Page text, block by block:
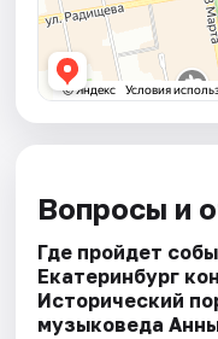
Вопросы и
Где пройдет
Екатеринбург
Исторический
музыковеда